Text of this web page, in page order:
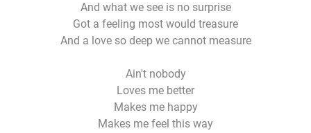
And what we see is no surprise
Got a feeling most would treasure
And a love so deep we cannot measure
Ain't nobody
Loves me better
Makes me happy
Makes me feel this way